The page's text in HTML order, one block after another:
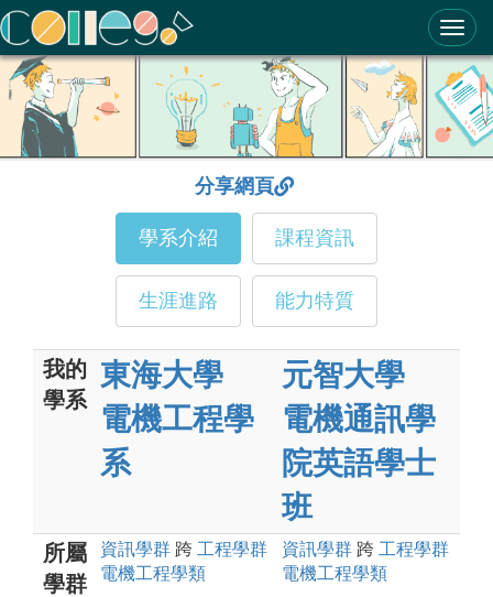
ColleGo! 大學選才與高中育才輔助系統
分享網頁
學系介紹 課程資訊
生涯進路 能力特質
我的
學系
東海大學
電機工程學
系
元智大學
電機通訊學
院英語學士
班
所屬
學群
資訊學群 跨 工程學群
電機工程學類
資訊學群 跨 工程學群
電機工程學類